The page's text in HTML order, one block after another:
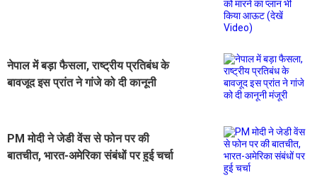
नेपाल में बड़ा फैसला, राष्ट्रीय प्रतिबंध के
बावजूद इस प्रांत ने गांजे को दी कानूनी
PM मोदी ने जेडी वेंस से फोन पर की
बातचीत, भारत-अमेरिका संबंधों पर हुई चर्चा